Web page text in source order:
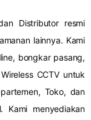
Distributor resmi
lainnya. Kami
bongkar pasang,
CCTV untuk
Toko, dan
Kami menyediakan